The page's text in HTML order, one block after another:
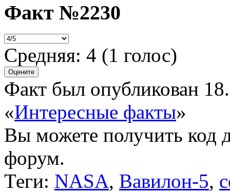
Факт №2230
Средняя: 4 (1 голос)
Факт был опубликован
«Интересные факты»
Вы можете получить код
форум.
Теги: NASA, Вавилон-5,